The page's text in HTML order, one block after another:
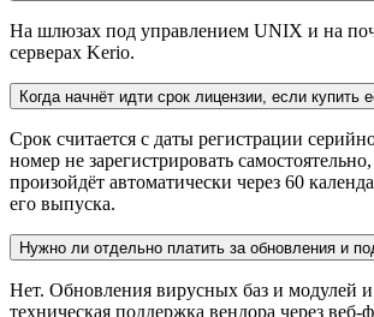
На шлюзах под управлением UNIX и на
серверах Kerio.
Когда начнёт идти срок лицензии, если купить
Срок считается с даты регистрации
номер не зарегистрировать
произойдёт автоматически через 60
его выпуска.
Нужно ли отдельно платить за обновления и
Нет. Обновления вирусных баз и модулей и
техническая поддержка вендора через веб-